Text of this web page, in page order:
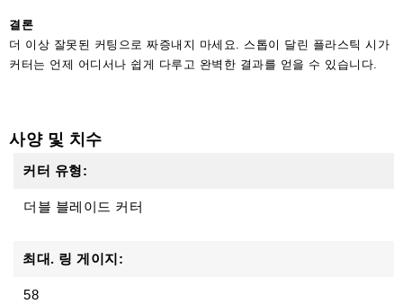
결론
더 이상 잘못된 커팅으로 짜증내지 마세요. 스톱이 달린 플라스틱 시가
커터는 언제 어디서나 쉽게 다루고 완벽한 결과를 얻을 수 있습니다.
사양 및 치수
커터 유형:
더블 블레이드 커터
최대. 링 게이지:
58